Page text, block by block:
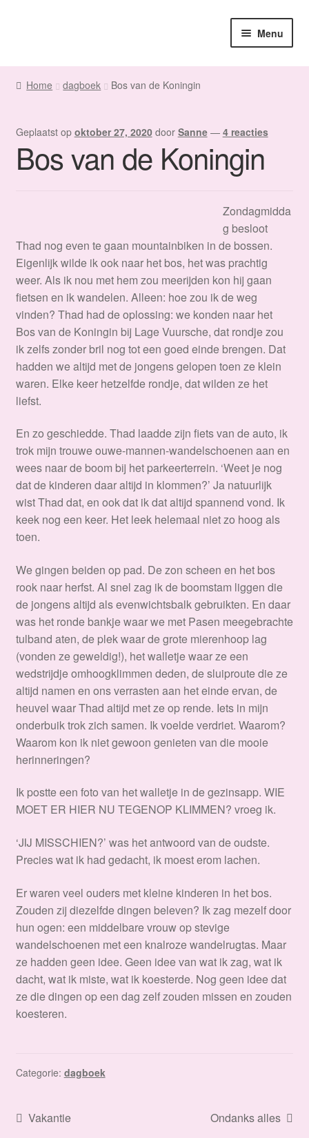
navigatie
inhoud
Menu
Home
Maatwerk
Winkel
Contact
Home dagboek Bos van de Koningin
Geplaatst op oktober 27, 2020 door Sanne — 4 reacties
Bos van de Koningin
Zondagmidda
g besloot
Thad nog even te gaan mountainbiken in de bossen.
Eigenlijk wilde ik ook naar het bos, het was prachtig
weer. Als ik nou met hem zou meerijden kon hij gaan
fietsen en ik wandelen. Alleen: hoe zou ik de weg
vinden? Thad had de oplossing: we konden naar het
Bos van de Koningin bij Lage Vuursche, dat rondje zou
ik zelfs zonder bril nog tot een goed einde brengen. Dat
hadden we altijd met de jongens gelopen toen ze klein
waren. Elke keer hetzelfde rondje, dat wilden ze het
liefst.
En zo geschiedde. Thad laadde zijn fiets van de auto, ik
trok mijn trouwe ouwe-mannen-wandelschoenen aan en
wees naar de boom bij het parkeerterrein. ‘Weet je nog
dat de kinderen daar altijd in klommen?’ Ja natuurlijk
wist Thad dat, en ook dat ik dat altijd spannend vond. Ik
keek nog een keer. Het leek helemaal niet zo hoog als
toen.
We gingen beiden op pad. De zon scheen en het bos
rook naar herfst. Al snel zag ik de boomstam liggen die
de jongens altijd als evenwichtsbalk gebruikten. En daar
was het ronde bankje waar we met Pasen meegebrachte
tulband aten, de plek waar de grote mierenhoop lag
(vonden ze geweldig!), het walletje waar ze een
wedstrijdje omhoogklimmen deden, de sluiproute die ze
altijd namen en ons verrasten aan het einde ervan, de
heuvel waar Thad altijd met ze op rende. Iets in mijn
onderbuik trok zich samen. Ik voelde verdriet. Waarom?
Waarom kon ik niet gewoon genieten van die mooie
herinneringen?
Ik postte een foto van het walletje in de gezinsapp. WIE
MOET ER HIER NU TEGENOP KLIMMEN? vroeg ik.
‘JIJ MISSCHIEN?’ was het antwoord van de oudste.
Precies wat ik had gedacht, ik moest erom lachen.
Er waren veel ouders met kleine kinderen in het bos.
Zouden zij diezelfde dingen beleven? Ik zag mezelf door
hun ogen: een middelbare vrouw op stevige
wandelschoenen met een knalroze wandelrugtas. Maar
ze hadden geen idee. Geen idee van wat ik zag, wat ik
dacht, wat ik miste, wat ik koesterde. Nog geen idee dat
ze die dingen op een dag zelf zouden missen en zouden
koesteren.
Categorie: dagboek
Bericht
Vorig
Vakantie
Volgend
Ondanks alles